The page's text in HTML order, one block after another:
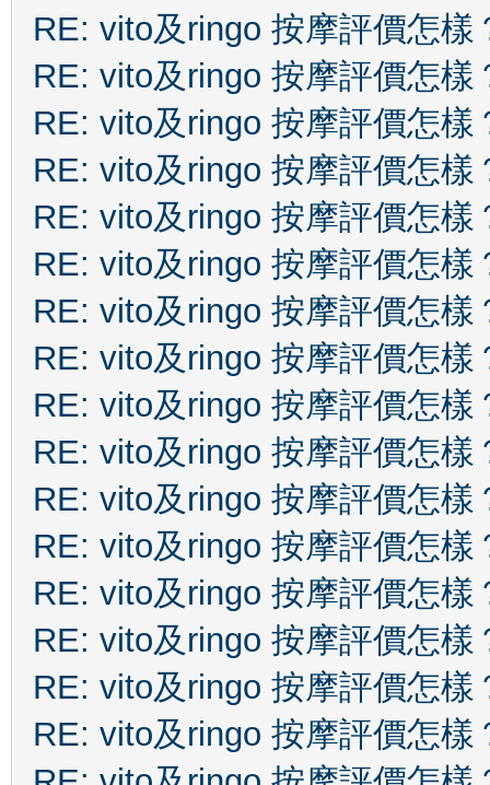
RE: vito及ringo 按摩評價怎樣
RE: vito及ringo 按摩評價怎樣
RE: vito及ringo 按摩評價怎樣
RE: vito及ringo 按摩評價怎樣
RE: vito及ringo 按摩評價怎樣
RE: vito及ringo 按摩評價怎樣
RE: vito及ringo 按摩評價怎樣
RE: vito及ringo 按摩評價怎樣
RE: vito及ringo 按摩評價怎樣
RE: vito及ringo 按摩評價怎樣
RE: vito及ringo 按摩評價怎樣
RE: vito及ringo 按摩評價怎樣
RE: vito及ringo 按摩評價怎樣
RE: vito及ringo 按摩評價怎樣
RE: vito及ringo 按摩評價怎樣
RE: vito及ringo 按摩評價怎樣